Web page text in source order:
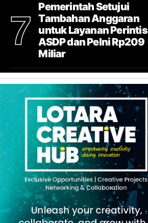
7
Pemerintah Setujui
Tambahan Anggaran
untuk Layanan Perintis
ASDP dan Pelni Rp209
Miliar